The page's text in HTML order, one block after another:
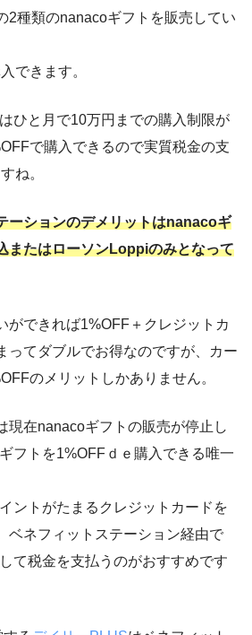
2種類のnanacoギフトを販売してい
できます。
ひと月で10万円までの購入制限が
で購入できるので実質税金の支
ね。
ーションのデメリットはnanacoギ
またはローソンLoppiのみとなって
ができれば1%OFF＋クレジットカ
ってダブルでお得なのですが、カー
のメリットしかありません。
現在nanacoギフトの販売が停止し
フトを1%OFFｄｅ購入できる唯一
ントがたまるクレジットカードを
ベネフィットステーション経由で
て税金を支払うのがおすすめです